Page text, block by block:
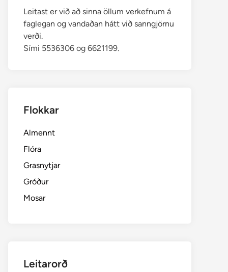
Leitast er við að sinna öllum verkefnum á
faglegan og vandaðan hátt við sanngjörnu
verði.
Sími 5536306 og 6621199.
Flokkar
Almennt
Flóra
Grasnytjar
Gróður
Mosar
Leitarorð